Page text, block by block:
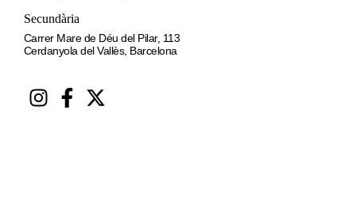
Secundària
Carrer Mare de Déu del Pilar, 113
Cerdanyola del Vallès, Barcelona